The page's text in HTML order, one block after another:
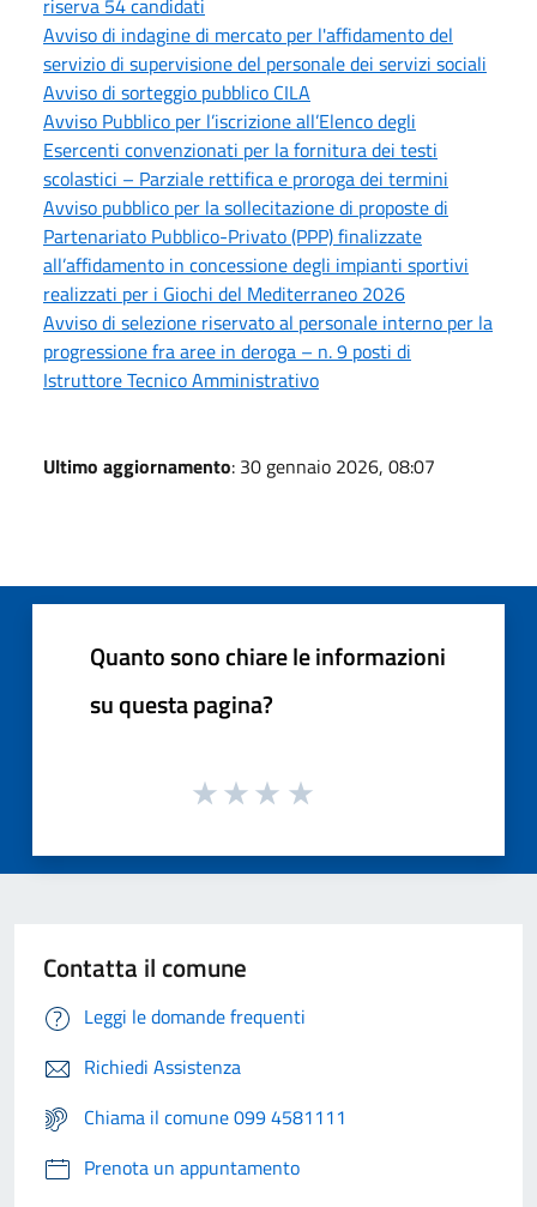
Avviso di indagine di mercato per l'affidamento del
servizio di supervisione del personale dei servizi sociali
Avviso di sorteggio pubblico CILA
Avviso Pubblico per l’iscrizione all’Elenco degli
Esercenti convenzionati per la fornitura dei testi
scolastici – Parziale rettifica e proroga dei termini
Avviso pubblico per la sollecitazione di proposte di
Partenariato Pubblico-Privato (PPP) finalizzate
all’affidamento in concessione degli impianti sportivi
realizzati per i Giochi del Mediterraneo 2026
Avviso di selezione riservato al personale interno per la
progressione fra aree in deroga – n. 9 posti di
Istruttore Tecnico Amministrativo
Ultimo aggiornamento: 30 gennaio 2026, 08:07
Quanto sono chiare le informazioni
su questa pagina?
Contatta il comune
Leggi le domande frequenti
Richiedi Assistenza
Chiama il comune 099 4581111
Prenota un appuntamento